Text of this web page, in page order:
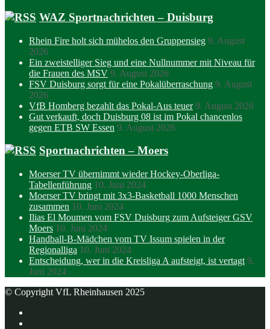
WAZ Sportnachrichten – Duisburg
Rhein Fire holt sich mühelos den Gruppensieg 9. August
2026
Ein zweistelliger Sieg und eine Nullnummer mit Niveau für
die Frauen des MSV 9. August 2026
FSV Duisburg sorgt für eine Pokalüberraschung 9. August
2026
VfB Homberg bezahlt das Pokal-Aus teuer 9. August 2026
Gut verkauft, doch Duisburg 08 ist im Pokal chancenlos
gegen ETB SW Essen 9. August 2026
Sportnachrichten – Moers
Moerser TV übernimmt wieder Hockey-Oberliga-
Tabellenführung 10. Juni 2024
Moerser TV bringt mit 3x3-Basketball 1000 Menschen
zusammen 10. Juni 2024
Ilias El Moumen vom FSV Duisburg zum Aufsteiger GSV
Moers 10. Juni 2024
Handball-B-Mädchen vom TV Issum spielen in der
Regionalliga 10. Juni 2024
Entscheidung, wer in die Kreisliga A aufsteigt, ist vertagt 9.
Juni 2024
© Copyright VfL Rheinhausen 2025